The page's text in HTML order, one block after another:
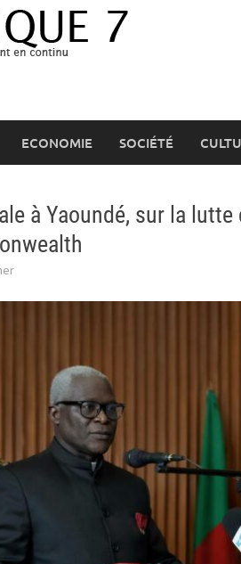
ECONOMIE SOCIÉTÉ
à Yaoundé, sur la